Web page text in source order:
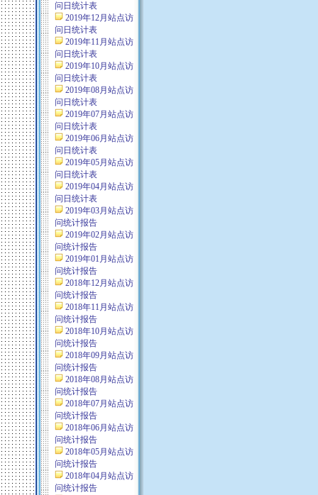
问日统计表
2019年12月站点访
问日统计表
2019年11月站点访
问日统计表
2019年10月站点访
问日统计表
2019年08月站点访
问日统计表
2019年07月站点访
问日统计表
2019年06月站点访
问日统计表
2019年05月站点访
问日统计表
2019年04月站点访
问日统计表
2019年03月站点访
问统计报告
2019年02月站点访
问统计报告
2019年01月站点访
问统计报告
2018年12月站点访
问统计报告
2018年11月站点访
问统计报告
2018年10月站点访
问统计报告
2018年09月站点访
问统计报告
2018年08月站点访
问统计报告
2018年07月站点访
问统计报告
2018年06月站点访
问统计报告
2018年05月站点访
问统计报告
2018年04月站点访
问统计报告